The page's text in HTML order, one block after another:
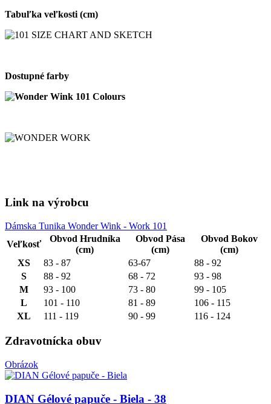
Tabuľka veľkosti (cm)
Dostupné farby
Link na výrobcu
Dámska Tunika Wonder Wink - Work 101
Veľkosť
Obvod Hrudníka
(cm)
Obvod Pása
(cm)
Obvod Bokov
(cm)
XS
83 - 87 63-67
88 - 92
S
88 - 92 68 - 72
93 - 98
M
93 - 100 73 - 80
99 - 105
L
101 - 110 81 - 89
106 - 115
XL
111 - 119 90 - 99 116 - 124
Zdravotnícka obuv
Obrázok
DIAN Gélové papuče - Biela - 38